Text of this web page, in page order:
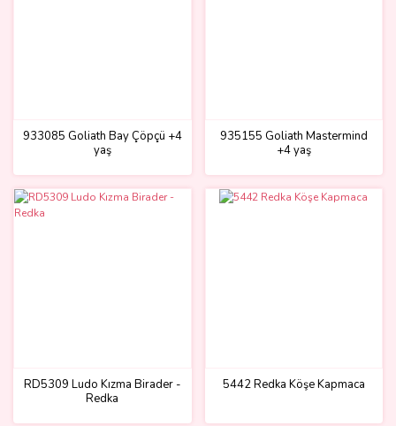
933085 Goliath Bay Çöpçü +4
yaş
935155 Goliath Mastermind
+4 yaş
RD5309 Ludo Kızma Birader -
Redka
5442 Redka Köşe Kapmaca